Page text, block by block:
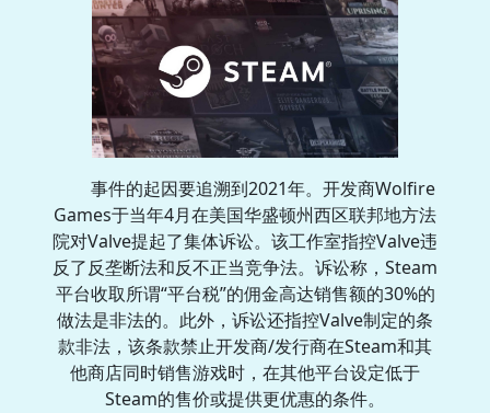
事件的起因要追溯到2021年。开发商Wolfire
Games于当年4月在美国华盛顿州西区联邦地方法
院对Valve提起了集体诉讼。该工作室指控Valve违
反了反垄断法和反不正当竞争法。诉讼称，Steam
平台收取所谓“平台税”的佣金高达销售额的30%的
做法是非法的。此外，诉讼还指控Valve制定的条
款非法，该条款禁止开发商/发行商在Steam和其
他商店同时销售游戏时，在其他平台设定低于
Steam的售价或提供更优惠的条件。